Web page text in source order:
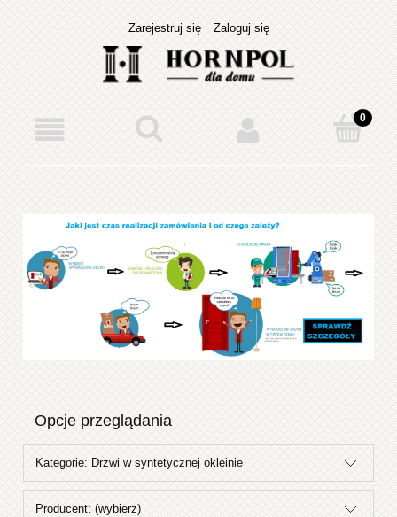
Zarejestruj się Zaloguj się
Opcje przeglądania
Kategorie: Drzwi w syntetycznej okleinie
Producent: (wybierz)